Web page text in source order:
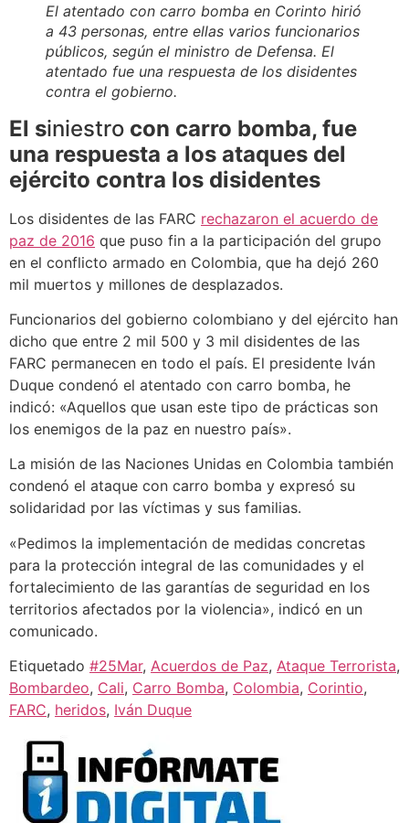
El atentado con carro bomba en Corinto hirió
a 43 personas, entre ellas varios funcionarios
públicos, según el ministro de Defensa. El
atentado fue una respuesta de los disidentes
contra el gobierno.
El siniestro con carro bomba, fue
una respuesta a los ataques del
ejército contra los disidentes
Los disidentes de las FARC rechazaron el acuerdo de
paz de 2016 que puso fin a la participación del grupo
en el conflicto armado en Colombia, que ha dejó 260
mil muertos y millones de desplazados.
Funcionarios del gobierno colombiano y del ejército han
dicho que entre 2 mil 500 y 3 mil disidentes de las
FARC permanecen en todo el país. El presidente Iván
Duque condenó el atentado con carro bomba, he
indicó: «Aquellos que usan este tipo de prácticas son
los enemigos de la paz en nuestro país».
La misión de las Naciones Unidas en Colombia también
condenó el ataque con carro bomba y expresó su
solidaridad por las víctimas y sus familias.
«Pedimos la implementación de medidas concretas
para la protección integral de las comunidades y el
fortalecimiento de las garantías de seguridad en los
territorios afectados por la violencia», indicó en un
comunicado.
Etiquetado #25Mar, Acuerdos de Paz, Ataque Terrorista,
Bombardeo, Cali, Carro Bomba, Colombia, Corintio,
FARC, heridos, Iván Duque